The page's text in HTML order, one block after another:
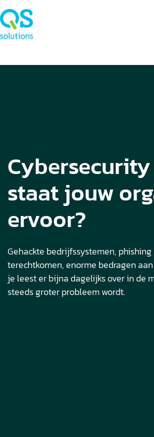
staat jouw
ervoor?
Gehackte bedrijfssystemen,
terechtkomen, enorme bedragen
je leest er bijna dagelijks over in de
steeds groter probleem wordt.